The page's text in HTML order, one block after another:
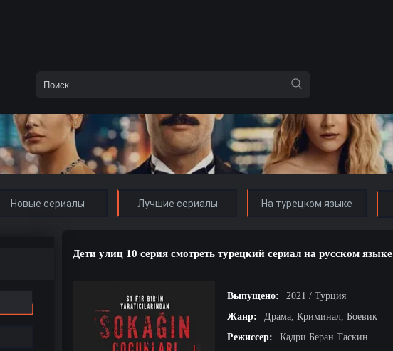
Новые сериалы Лучшие сериалы На турецком языке
Дети улиц 10 серия смотреть турецкий сериал на русском языке
Выпущено:
2021 / Турция
Жанр:
Драма, Криминал, Боевик
Режиссер:
Кадри Беран Таскин